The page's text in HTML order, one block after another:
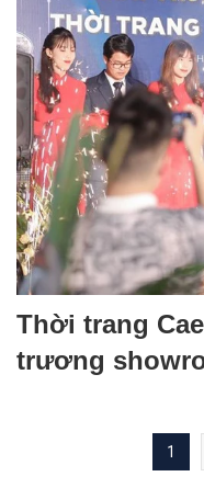
Thời trang
trương
1